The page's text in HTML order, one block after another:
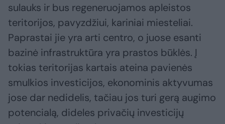
sulauks ir bus regeneruojamos apleistos
teritorijos, pavyzdžiui, kariniai miesteliai.
Paprastai jie yra arti centro, o juose esanti
bazinė infrastruktūra yra prastos būklės. Į
tokias teritorijas kartais ateina pavienės
smulkios investicijos, ekonominis aktyvumas
jose dar nedidelis, tačiau jos turi gerą augimo
potencialą, dideles privačių investicijų